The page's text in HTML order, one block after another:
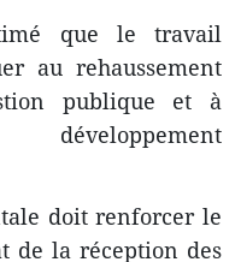
que le travail
au rehaussement
publique et à
doit renforcer le
de la réception des